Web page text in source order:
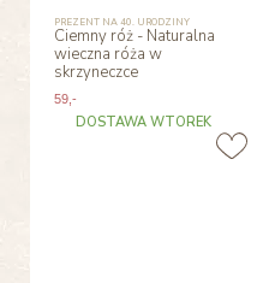
PREZENT NA 40. URODZINY
Ciemny róż - Naturalna
wieczna róża w
skrzyneczce
59,-
DOSTAWA WTOREK